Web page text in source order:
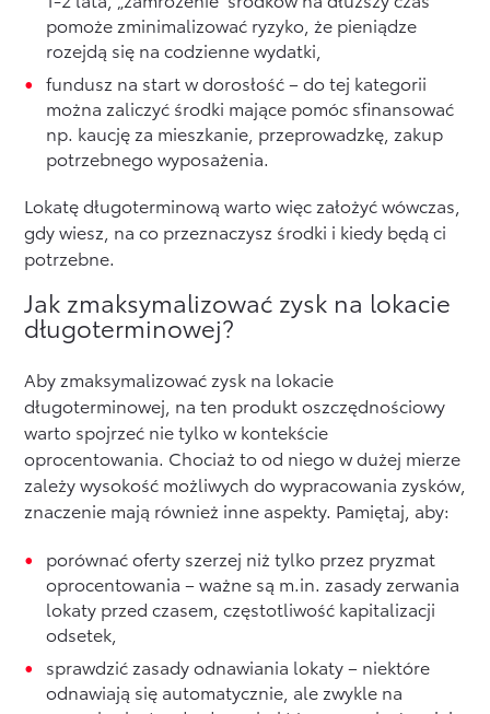
pomoże zminimalizować ryzyko, że pieniądze
rozejdą się na codzienne wydatki,
fundusz na start w dorosłość – do tej kategorii
można zaliczyć środki mające pomóc sfinansować
np. kaucję za mieszkanie, przeprowadzkę, zakup
potrzebnego wyposażenia.
Lokatę długoterminową warto więc założyć wówczas,
gdy wiesz, na co przeznaczysz środki i kiedy będą ci
potrzebne.
Jak zmaksymalizować zysk na lokacie
długoterminowej?
Aby zmaksymalizować zysk na lokacie
długoterminowej, na ten produkt oszczędnościowy
warto spojrzeć nie tylko w kontekście
oprocentowania. Chociaż to od niego w dużej mierze
zależy wysokość możliwych do wypracowania zysków,
znaczenie mają również inne aspekty. Pamiętaj, aby:
porównać oferty szerzej niż tylko przez pryzmat
oprocentowania – ważne są m.in. zasady zerwania
lokaty przed czasem, częstotliwość kapitalizacji
odsetek,
sprawdzić zasady odnawiania lokaty – niektóre
odnawiają się automatycznie, ale zwykle na